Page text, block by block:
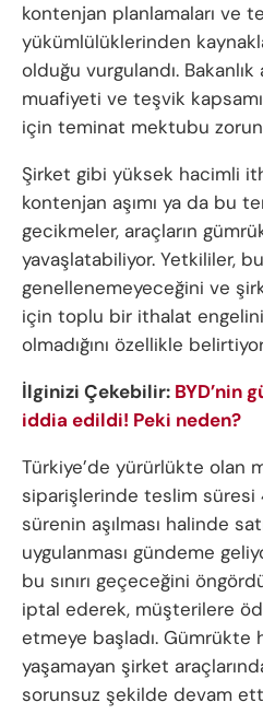
kontenjan planlamaları ve
yükümlülüklerinden
olduğu vurgulandı. Bakanlık
muafiyeti ve teşvik
için teminat mektubu
Şirket gibi yüksek hacimli
kontenjan aşımı ya da bu
gecikmeler, araçların
yavaşlatabiliyor. Yetkililer,
genellenemeyeceğini ve
için toplu bir ithalat
olmadığını özellikle
İlginizi Çekebilir: BYD’nin
iddia edildi! Peki neden?
Türkiye’de yürürlükte olan
siparişlerinde teslim süresi
sürenin aşılması halinde
uygulanması gündeme
bu sınırı geçeceğini
iptal ederek, müşterilere
etmeye başladı. Gümrükte
yaşamayan şirket
sorunsuz şekilde devam